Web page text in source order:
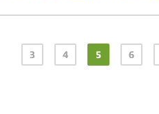
3 4 5 6